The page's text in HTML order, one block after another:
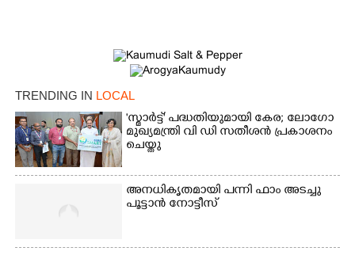
TRENDING IN LOCAL
'സ്മാർട്ട്' പദ്ധതിയുമായി കേര; ലോഗോ
മുഖ്യമന്ത്രി വി ഡി സതീശൻ പ്രകാശനം
ചെയ്തു
അനധികൃതമായി പന്നി ഫാം അടച്ചു
പൂട്ടാൻ നോട്ടീസ്